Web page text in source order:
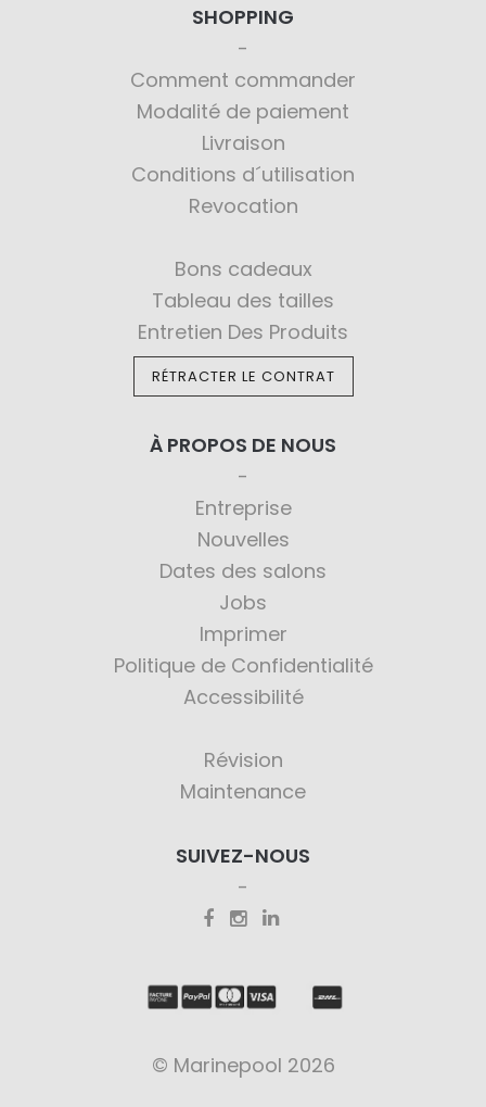
SHOPPING
Comment commander
Modalité de paiement
Livraison
Conditions d´utilisation
Revocation
Bons cadeaux
Tableau des tailles
Entretien Des Produits
RÉTRACTER LE CONTRAT
À PROPOS DE NOUS
Entreprise
Nouvelles
Dates des salons
Jobs
Imprimer
Politique de Confidentialité
Accessibilité
Révision
Maintenance
SUIVEZ-NOUS
© Marinepool 2026